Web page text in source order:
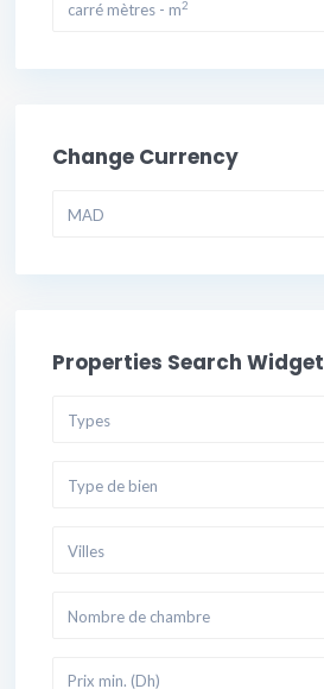
carré mètres - m2
Change Currency
MAD
Properties Search Widget
Types
Type de bien
Villes
Nombre de chambre